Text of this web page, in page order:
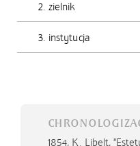
2. zielnik
3. instytucja
1854, K. Libelt,